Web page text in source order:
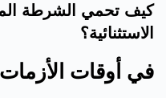
كيف تحمي الشرطة
الاستثنائية؟
في أوقات الأزمات